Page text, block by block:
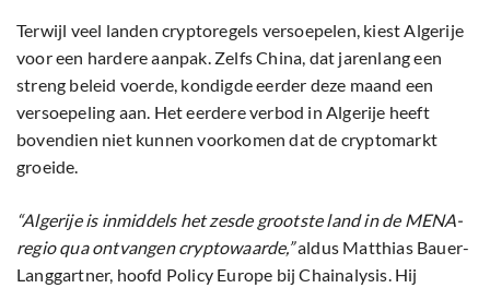
Terwijl veel landen cryptoregels versoepelen, kiest Algerije
voor een hardere aanpak. Zelfs China, dat jarenlang een
streng beleid voerde, kondigde eerder deze maand een
versoepeling aan. Het eerdere verbod in Algerije heeft
bovendien niet kunnen voorkomen dat de cryptomarkt
groeide.
“Algerije is inmiddels het zesde grootste land in de MENA-
regio qua ontvangen cryptowaarde,”aldus Matthias Bauer-
Langgartner, hoofd Policy Europe bij Chainalysis. Hij